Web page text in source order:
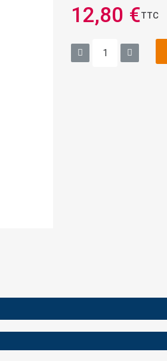
12,80 €TTC